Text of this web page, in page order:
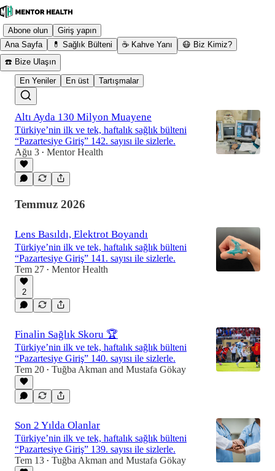
Abone olun
Giriş yapın
Ana Sayfa
💊 Sağlık Bülteni ☕ Kahve Yanı
😷 Biz Kimiz?
☎️ Bize Ulaşın
En Yeniler En üst Tartışmalar
Altı Ayda 130 Milyon Muayene
Türkiye’nin ilk ve tek, haftalık sağlık bülteni
“Pazartesiye Giriş” 142. sayısı ile sizlerle.
Ağu 3 • Mentor Health
Temmuz 2026
Lens Basıldı, Elektrot Boyandı
Türkiye’nin ilk ve tek, haftalık sağlık bülteni
“Pazartesiye Giriş” 141. sayısı ile sizlerle.
Tem 27 • Mentor Health
2
Finalin Sağlık Skoru 🏆
Türkiye’nin ilk ve tek, haftalık sağlık bülteni
“Pazartesiye Giriş” 140. sayısı ile sizlerle.
Tem 20 • Tuğba Akman and Mustafa Gökay
Son 2 Yılda Olanlar
Türkiye’nin ilk ve tek, haftalık sağlık bülteni
“Pazartesiye Giriş” 139. sayısı ile sizlerle.
Tem 13 • Tuğba Akman and Mustafa Gökay